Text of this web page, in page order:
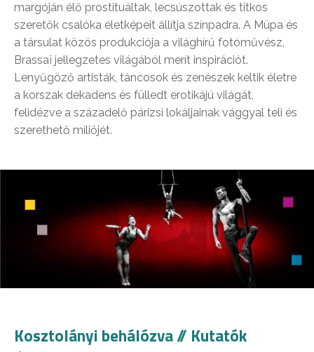
margóján élő prostituáltak, lecsúszottak és titkos
szeretők csalóka életképeit állítja színpadra. A Müpa és
a társulat közös produkciója a világhírű fotóművész,
Brassaï jellegzetes világából merít inspirációt.
Lenyűgöző artisták, táncosok és zenészek keltik életre
a korszak dekadens és fülledt erotikájú világát,
felidézve a századelő párizsi lokáljainak vággyal teli és
szerethető miliőjét.
Kosztolányi behálózva // Kutatók